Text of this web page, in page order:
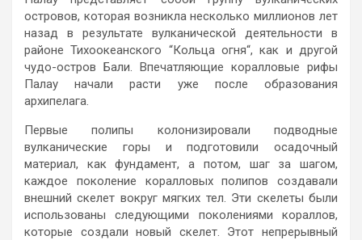
островов, которая возникла несколько миллионов лет
назад в результате вулканической деятельности в
районе Тихоокеанского “Кольца огня“, как и другой
чудо-остров Бали. Впечатляющие коралловые рифы
Палау начали расти уже после образования
архипелага.
Первые полипы колонизировали подводные
вулканические горы и подготовили осадочный
материал, как фундамент, а потом, шаг за шагом,
каждое поколение коралловых полипов создавали
внешний скелет вокруг мягких тел. Эти скелеты были
использованы следующими поколениями кораллов,
которые создали новый скелет. Этот непрерывный